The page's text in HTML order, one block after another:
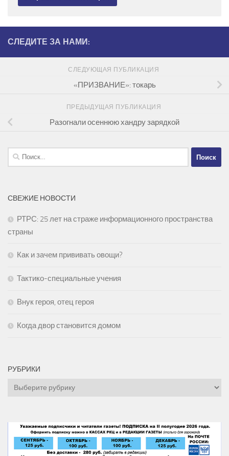
СЛЕДИТЕ ЗА НАМИ:
СЛЕДУЮЩАЯ ПУБЛИКАЦИЯ
«ПРИЗВАНИЕ»: токарь
ПРЕДЫДУЩАЯ ПУБЛИКАЦИЯ
Разогнали осеннюю хандру зарядкой
Найти:
СВЕЖИЕ НОВОСТИ
РТРС: 25 лет на страже информационного пространства
страны
Как и зачем прививать овощи?
Тактико-специальные учения
Внук героя, отец героя
Когда двор становится домом
РУБРИКИ
Рубрики